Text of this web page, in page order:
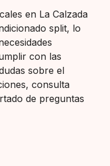
en La Calzada
split, lo
con las
sobre el
consulta
de preguntas